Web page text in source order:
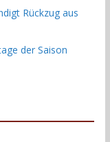
Rückzug aus
der Saison